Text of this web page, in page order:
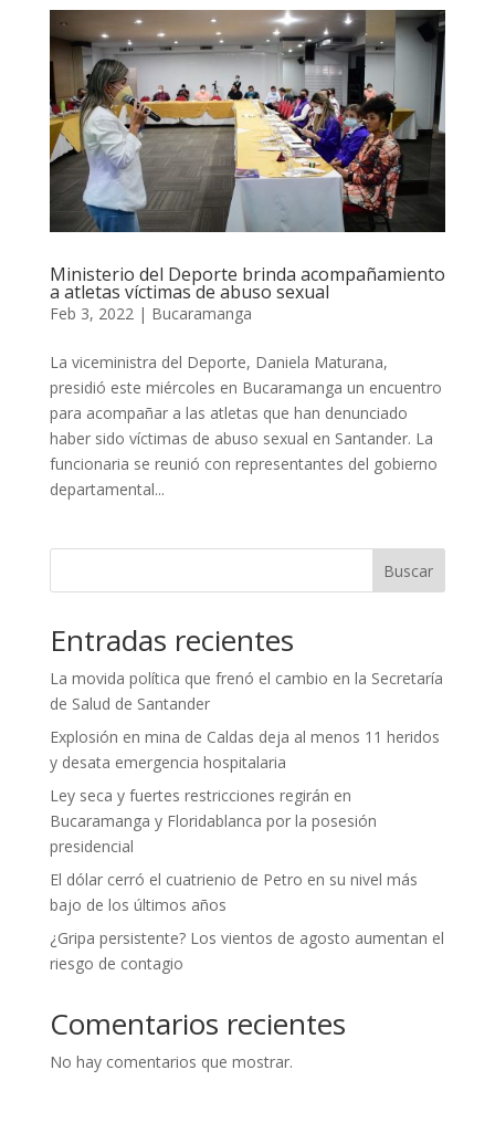
Ministerio del Deporte brinda acompañamiento
a atletas víctimas de abuso sexual
Feb 3, 2022| Bucaramanga
La viceministra del Deporte, Daniela Maturana,
presidió este miércoles en Bucaramanga un encuentro
para acompañar a las atletas que han denunciado
haber sido víctimas de abuso sexual en Santander. La
funcionaria se reunió con representantes del gobierno
departamental...
Buscar
Entradas recientes
La movida política que frenó el cambio en la Secretaría
de Salud de Santander
Explosión en mina de Caldas deja al menos 11 heridos
y desata emergencia hospitalaria
Ley seca y fuertes restricciones regirán en
Bucaramanga y Floridablanca por la posesión
presidencial
El dólar cerró el cuatrienio de Petro en su nivel más
bajo de los últimos años
¿Gripa persistente? Los vientos de agosto aumentan el
riesgo de contagio
Comentarios recientes
No hay comentarios que mostrar.